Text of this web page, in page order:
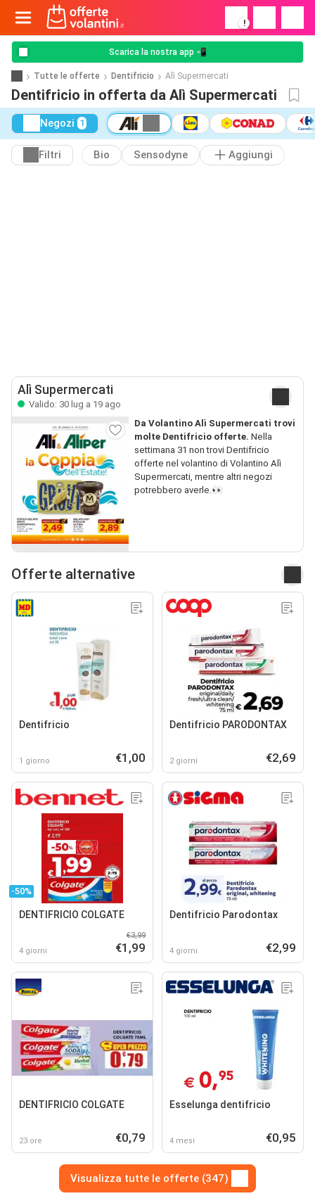
!
Scarica la nostra app 📲
Tutte le offerte Dentifricio Alì Supermercati
Dentifricio in offerta da Alì Supermercati
Negozi 1
Filtri Bio Sensodyne Aggiungi
Alì Supermercati
Valido: 30 lug a 19 ago
Da Volantino Alì Supermercati trovi
molte Dentifricio offerte. Nella
settimana 31 non trovi Dentifricio
offerte nel volantino di Volantino Alì
Supermercati, mentre altri negozi
potrebbero averle.👀
Offerte alternative
Dentifricio
1 giorno €1,00
Dentifricio PARODONTAX
2 giorni €2,69
-50%
DENTIFRICIO COLGATE
4 giorni
€3,99
€1,99
Dentifricio Parodontax
4 giorni €2,99
DENTIFRICIO COLGATE
23 ore €0,79
Esselunga dentifricio
4 mesi €0,95
Visualizza tutte le offerte (347)